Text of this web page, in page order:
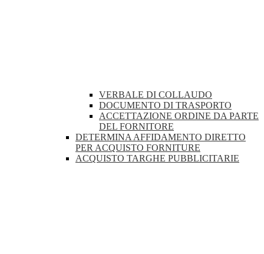
VERBALE DI COLLAUDO
DOCUMENTO DI TRASPORTO
ACCETTAZIONE ORDINE DA PARTE
DEL FORNITORE
DETERMINA AFFIDAMENTO DIRETTO
PER ACQUISTO FORNITURE
ACQUISTO TARGHE PUBBLICITARIE